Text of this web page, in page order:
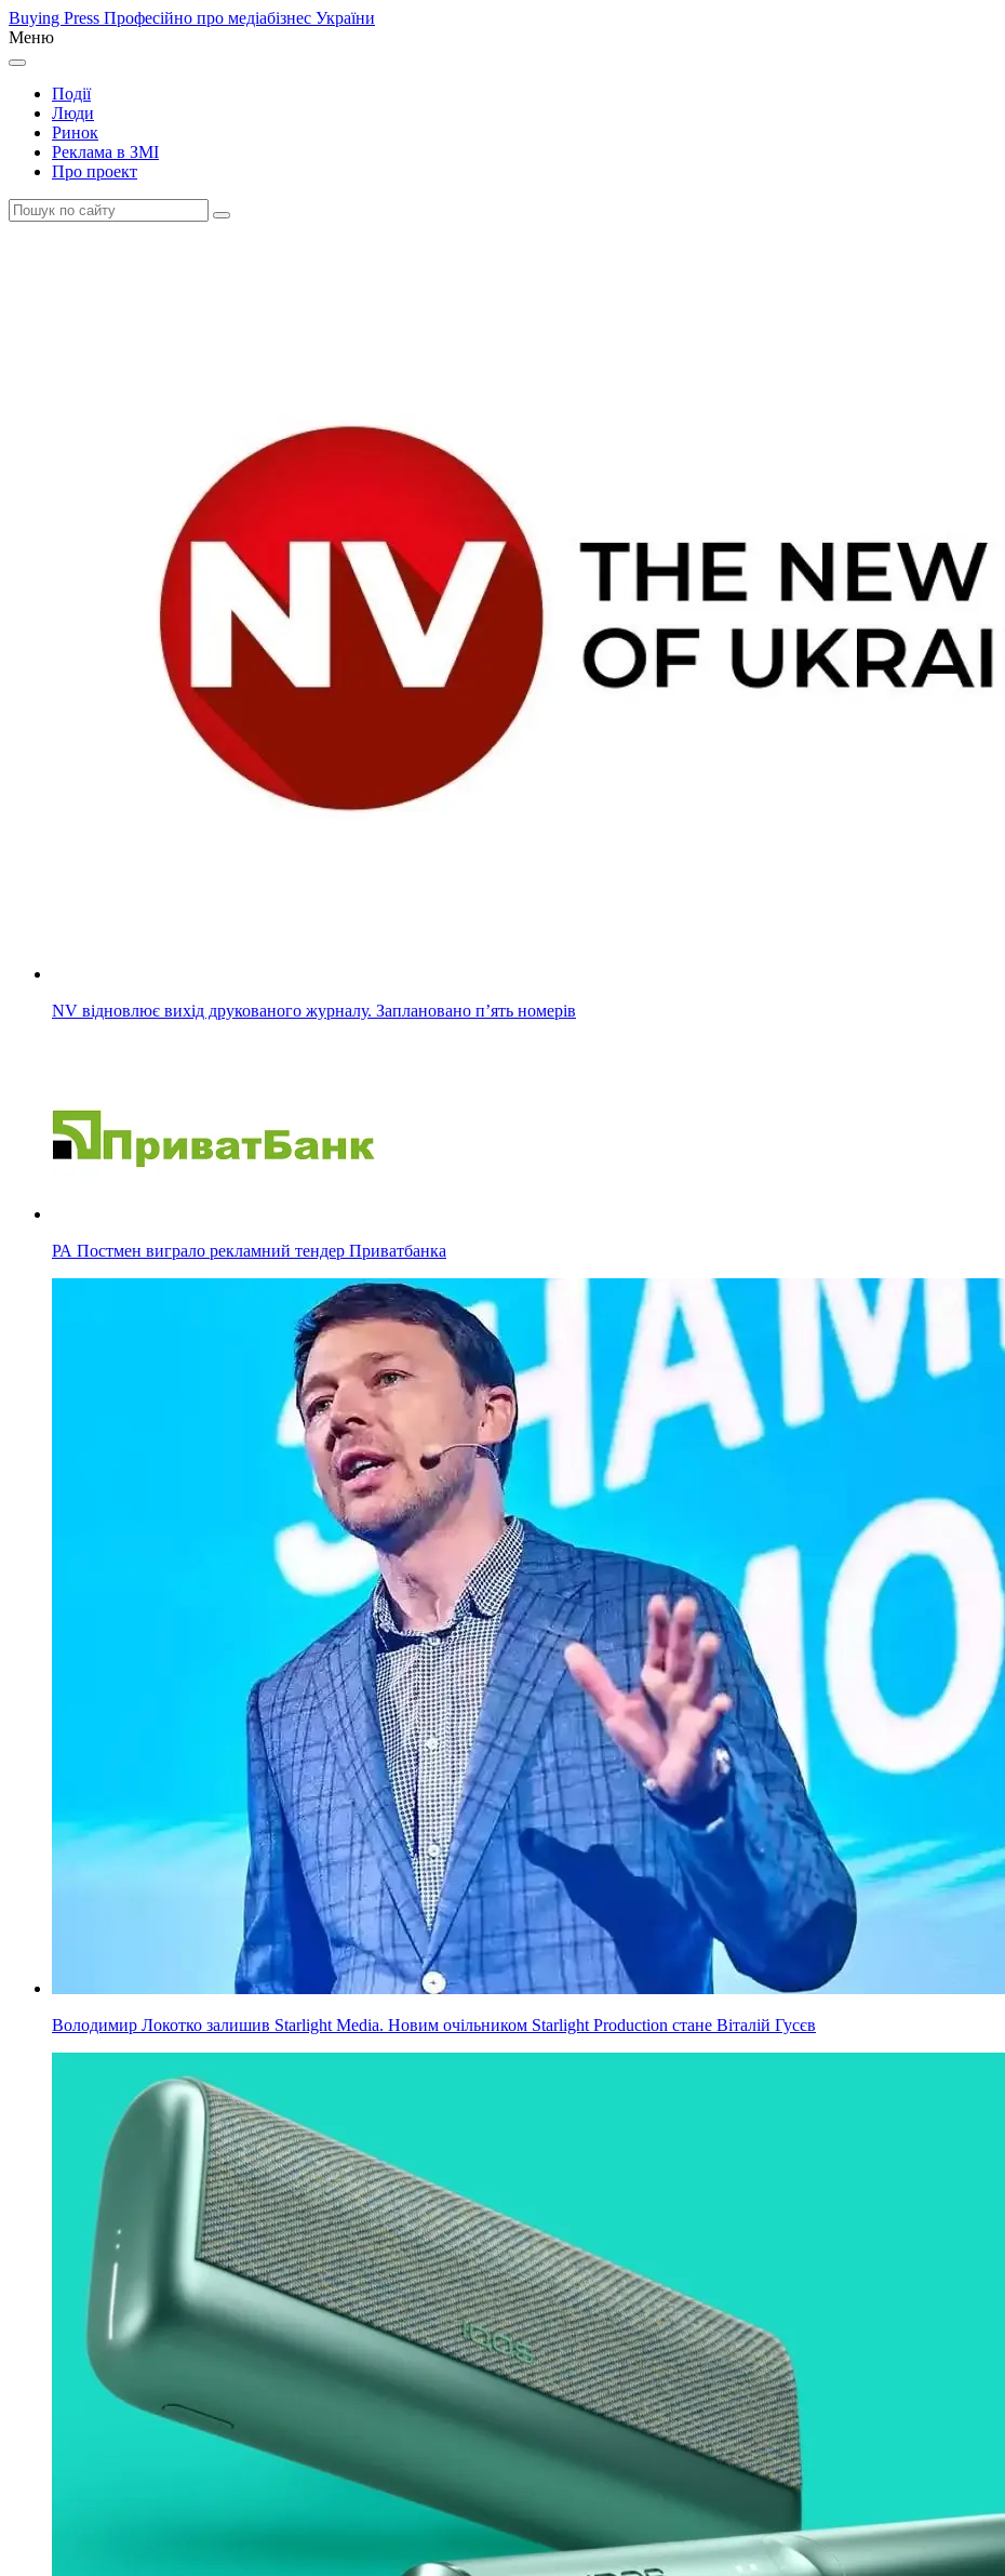
Buying Press Професійно про медіабізнес України
Меню
Події
Люди
Ринок
Реклама в ЗМІ
Про проект
NV відновлює вихід друкованого журналу. Заплановано п’ять номерів
РА Постмен виграло рекламний тендер Приватбанка
Володимир Локотко залишив Starlight Media. Новим очільником Starlight Production стане Віталій Гусєв